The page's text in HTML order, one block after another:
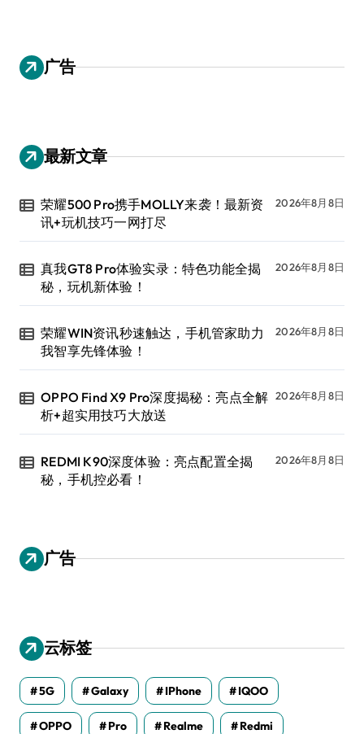
广告
最新文章
荣耀500 Pro携手MOLLY来袭！最新资
讯+玩机技巧一网打尽
2026年8月8日
真我GT8 Pro体验实录：特色功能全揭
秘，玩机新体验！
2026年8月8日
荣耀WIN资讯秒速触达，手机管家助力
我智享先锋体验！
2026年8月8日
OPPO Find X9 Pro深度揭秘：亮点全解
析+超实用技巧大放送
2026年8月8日
REDMI K90深度体验：亮点配置全揭
秘，手机控必看！
2026年8月8日
广告
云标签
5G Galaxy IPhone IQOO
OPPO Pro Realme Redmi